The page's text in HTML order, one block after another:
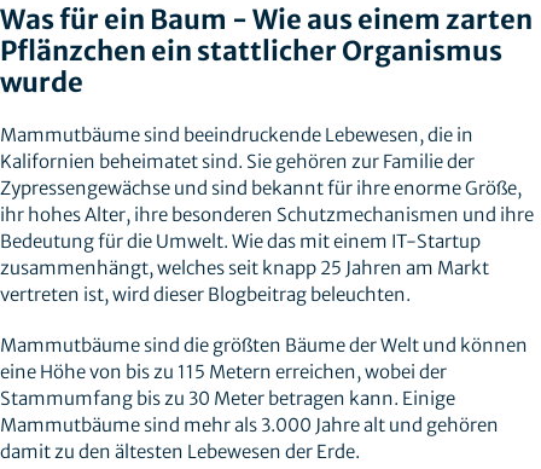
Was für ein Baum - Wie aus einem zarten
Pflänzchen ein stattlicher Organismus
wurde
Mammutbäume sind beeindruckende Lebewesen, die in
Kalifornien beheimatet sind. Sie gehören zur Familie der
Zypressengewächse und sind bekannt für ihre enorme Größe,
ihr hohes Alter, ihre besonderen Schutzmechanismen und ihre
Bedeutung für die Umwelt. Wie das mit einem IT-Startup
zusammenhängt, welches seit knapp 25 Jahren am Markt
vertreten ist, wird dieser Blogbeitrag beleuchten.
Mammutbäume sind die größten Bäume der Welt und können
eine Höhe von bis zu 115 Metern erreichen, wobei der
Stammumfang bis zu 30 Meter betragen kann. Einige
Mammutbäume sind mehr als 3.000 Jahre alt und gehören
damit zu den ältesten Lebewesen der Erde.